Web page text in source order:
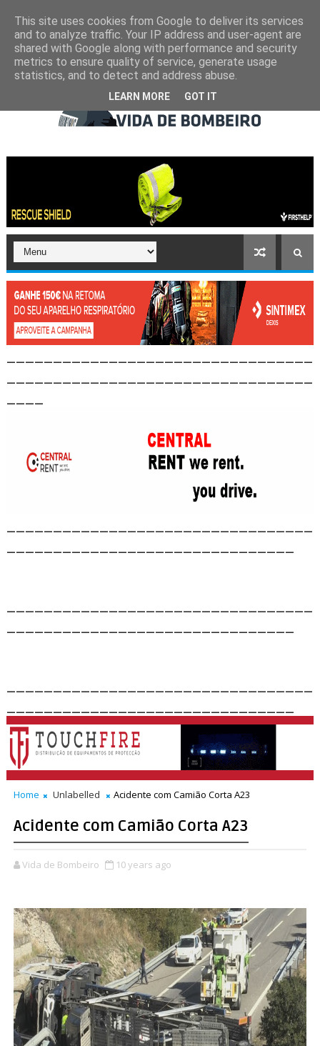
Home Unlabelled Acidente com Camião Corta A23
Acidente com Camião Corta A23
Vida de Bombeiro 10 years ago
This site uses cookies from Google to deliver its services
and to analyze traffic. Your IP address and user-agent are
shared with Google along with performance and security
metrics to ensure quality of service, generate usage
statistics, and to detect and address abuse.
LEARN MORE GOT IT